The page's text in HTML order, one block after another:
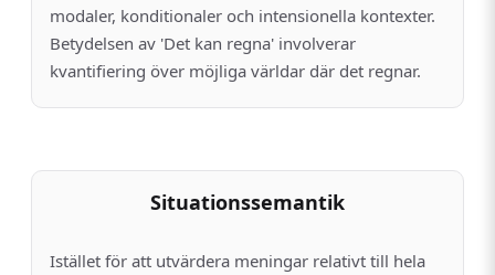
modaler, konditionaler och intensionella kontexter.
Betydelsen av 'Det kan regna' involverar
kvantifiering över möjliga världar där det regnar.
Situationssemantik
Istället för att utvärdera meningar relativt till hela